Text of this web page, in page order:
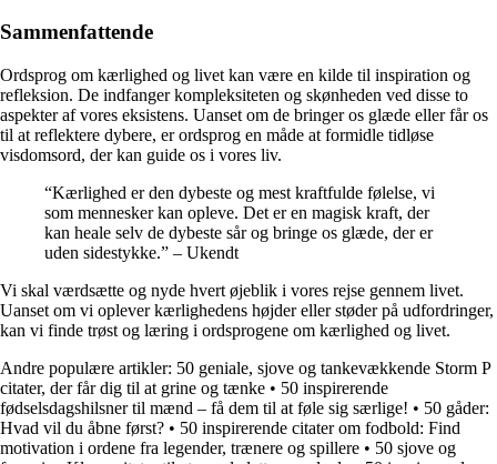
Sammenfattende
Ordsprog om kærlighed og livet kan være en kilde til inspiration og
refleksion. De indfanger kompleksiteten og skønheden ved disse to
aspekter af vores eksistens. Uanset om de bringer os glæde eller får os
til at reflektere dybere, er ordsprog en måde at formidle tidløse
visdomsord, der kan guide os i vores liv.
“Kærlighed er den dybeste og mest kraftfulde følelse, vi
som mennesker kan opleve. Det er en magisk kraft, der
kan heale selv de dybeste sår og bringe os glæde, der er
uden sidestykke.” – Ukendt
Vi skal værdsætte og nyde hvert øjeblik i vores rejse gennem livet.
Uanset om vi oplever kærlighedens højder eller støder på udfordringer,
kan vi finde trøst og læring i ordsprogene om kærlighed og livet.
Andre populære artikler: 50 geniale, sjove og tankevækkende Storm P
citater, der får dig til at grine og tænke • 50 inspirerende
fødselsdagshilsner til mænd – få dem til at føle sig særlige! • 50 gåder:
Hvad vil du åbne først? • 50 inspirerende citater om fodbold: Find
motivation i ordene fra legender, trænere og spillere • 50 sjove og